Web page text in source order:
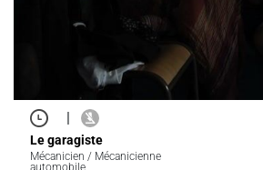
|
Le garagiste
Mécanicien / Mécanicienne
automobile